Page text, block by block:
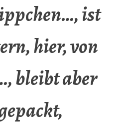
ist
hier, von
bleibt aber